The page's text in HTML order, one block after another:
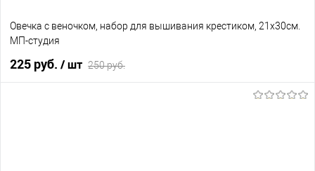
Овечка с веночком, набор для вышивания крестиком, 21х30см.
МП-студия
225 руб. / шт 250 руб.